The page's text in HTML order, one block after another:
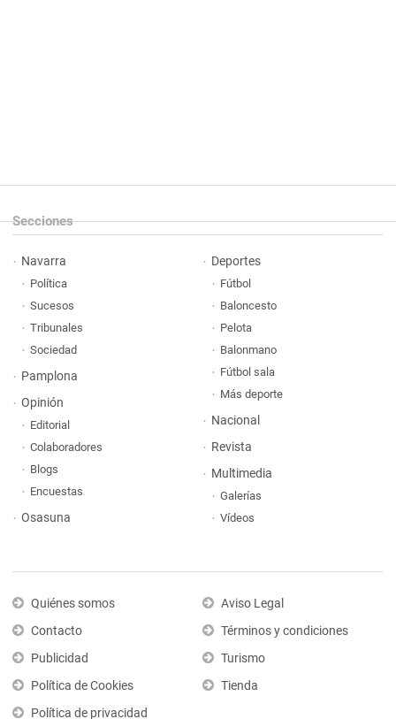
Secciones
Navarra
Política
Sucesos
Tribunales
Sociedad
Pamplona
Opinión
Editorial
Colaboradores
Blogs
Encuestas
Osasuna
Deportes
Fútbol
Baloncesto
Pelota
Balonmano
Fútbol sala
Más deporte
Nacional
Revista
Multimedia
Galerías
Vídeos
Quiénes somos
Contacto
Publicidad
Política de Cookies
Política de privacidad
Aviso Legal
Términos y condiciones
Turismo
Tienda